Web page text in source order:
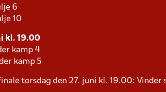
6
10
kl. 19.00
kamp 4
kamp 5
torsdag den 27. juni kl. 19.00: Vinder